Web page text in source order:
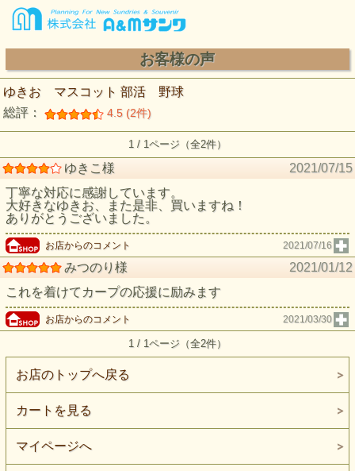
お客様の声
ゆきお マスコット 部活 野球
総評：
4.5 (2件)
1 / 1ページ（全2件）
ゆきこ様
2021/07/15
丁寧な対応に感謝しています。
大好きなゆきお、また是非、買いますね！
ありがとうございました。
お店からのコメント 2021/07/16
みつのり様
2021/01/12
これを着けてカープの応援に励みます
お店からのコメント 2021/03/30
1 / 1ページ（全2件）
お店のトップへ戻る
カートを見る
マイページへ